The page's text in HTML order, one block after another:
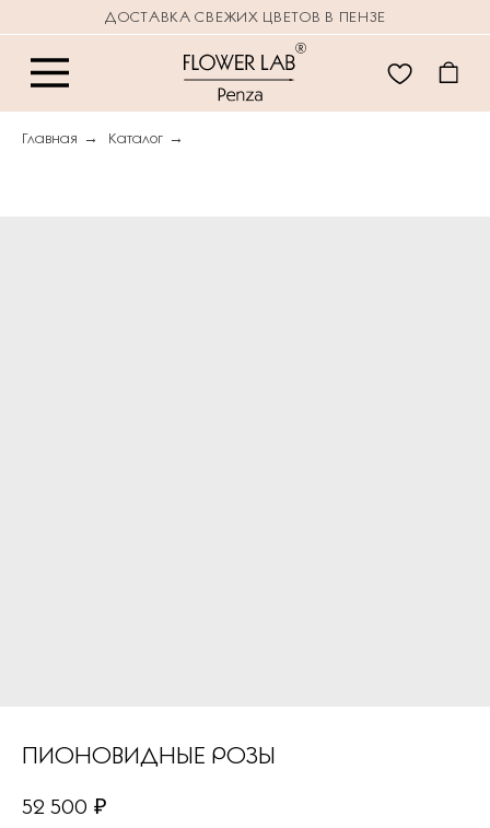
ДОСТАВКА СВЕЖИХ ЦВЕТОВ В ПЕНЗЕ
Главная → Каталог →
ПИОНОВИДНЫЕ РОЗЫ
52 500 ₽